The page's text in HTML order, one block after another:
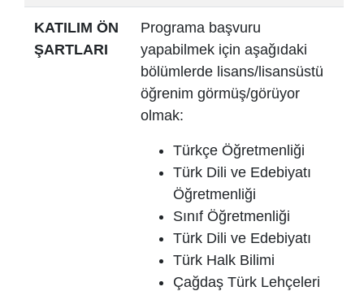
KATILIM ÖN
ŞARTLARI
Programa başvuru
yapabilmek için aşağıdaki
bölümlerde lisans/lisansüstü
öğrenim görmüş/görüyor
olmak:
Türkçe Öğretmenliği
Türk Dili ve Edebiyatı
Öğretmenliği
Sınıf Öğretmenliği
Türk Dili ve Edebiyatı
Türk Halk Bilimi
Çağdaş Türk Lehçeleri